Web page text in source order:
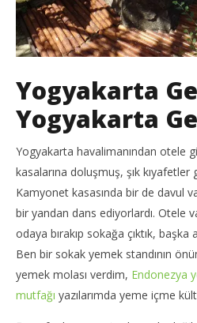
Yogyakarta
Yogyakarta
Yogyakarta havalimanından otele
kasalarına doluşmuş, şık
Kamyonet kasasında bir de davul
bir yandan dans ediyorlardı. Otele
odaya bırakıp sokağa çıktık,
Ben bir sokak yemek standının
yemek molası verdim, Endonezya
mutfağı yazılarımda yeme içme